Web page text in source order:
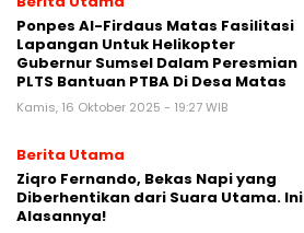
Ponpes Al-Firdaus Matas Fasilitasi
Lapangan Untuk Helikopter
Gubernur Sumsel Dalam Peresmian
PLTS Bantuan PTBA Di Desa Matas
Kamis, 16 Oktober 2025 - 19:27 WIB
Berita Utama
Ziqro Fernando, Bekas Napi yang
Diberhentikan dari Suara Utama. Ini
Alasannya!